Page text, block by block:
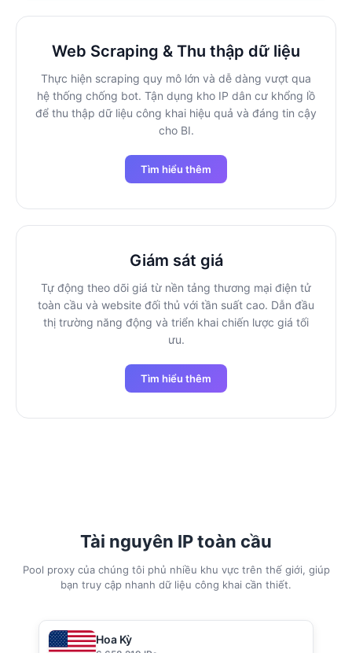
Web Scraping & Thu thập dữ liệu
Thực hiện scraping quy mô lớn và dễ dàng vượt qua
hệ thống chống bot. Tận dụng kho IP dân cư khổng lồ
để thu thập dữ liệu công khai hiệu quả và đáng tin cậy
cho BI.
Tìm hiểu thêm
Giám sát giá
Tự động theo dõi giá từ nền tảng thương mại điện tử
toàn cầu và website đối thủ với tần suất cao. Dẫn đầu
thị trường năng động và triển khai chiến lược giá tối
ưu.
Tìm hiểu thêm
Tài nguyên IP toàn cầu
Pool proxy của chúng tôi phủ nhiều khu vực trên thế giới, giúp
bạn truy cập nhanh dữ liệu công khai cần thiết.
Hoa Kỳ